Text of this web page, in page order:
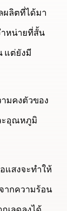
ผลิตที่ได้มา
ำหน่ายที่สั้น
แต่ยังมี
มคงตัวของ
ะอุณหภูมิ
แสงจะทำให้
ากความร้อน